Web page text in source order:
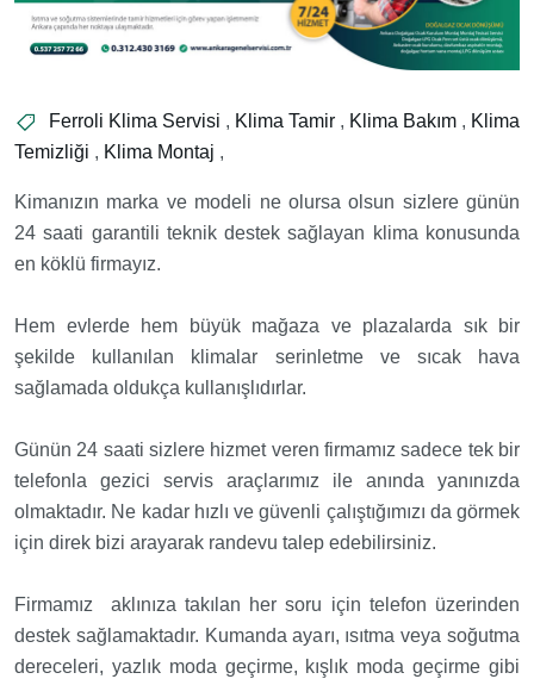
Ferroli Klima Servisi , Klima Tamir , Klima Bakım , Klima
Temizliği , Klima Montaj ,
Kimanızın marka ve modeli ne olursa olsun sizlere günün
24 saati garantili teknik destek sağlayan klima konusunda
en köklü firmayız.
Hem evlerde hem büyük mağaza ve plazalarda sık bir
şekilde kullanılan klimalar serinletme ve sıcak hava
sağlamada oldukça kullanışlıdırlar.
Günün 24 saati sizlere hizmet veren firmamız sadece tek bir
telefonla gezici servis araçlarımız ile anında yanınızda
olmaktadır. Ne kadar hızlı ve güvenli çalıştığımızı da görmek
için direk bizi arayarak randevu talep edebilirsiniz.
Firmamız aklınıza takılan her soru için telefon üzerinden
destek sağlamaktadır. Kumanda ayarı, ısıtma veya soğutma
dereceleri, yazlık moda geçirme, kışlık moda geçirme gibi